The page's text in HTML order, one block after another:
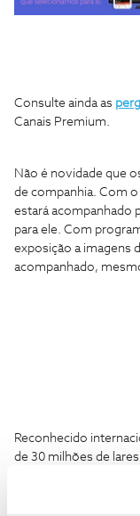
Consulte ainda as
Canais Premium.
Não é novidade que
de companhia. Com o
estará acompanhado
para ele. Com
exposição a imagens
acompanhado,
Reconhecido
de 30 milhões de
adaptada
cão, numa missão de